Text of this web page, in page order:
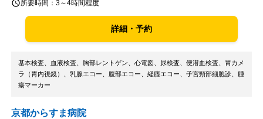
所要時間： 3～4時間程度
詳細・予約
基本検査、血液検査、胸部レントゲン、心電図、尿検査、便潜血検査、胃カメ
ラ（胃内視鏡）、乳腺エコー、腹部エコー、経膣エコー、子宮頸部細胞診、腫
瘍マーカー
京都からすま病院